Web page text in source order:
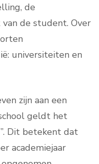
de
de student. Over
universiteiten en
zijn aan een
geldt het
Dit betekent dat
academiejaar